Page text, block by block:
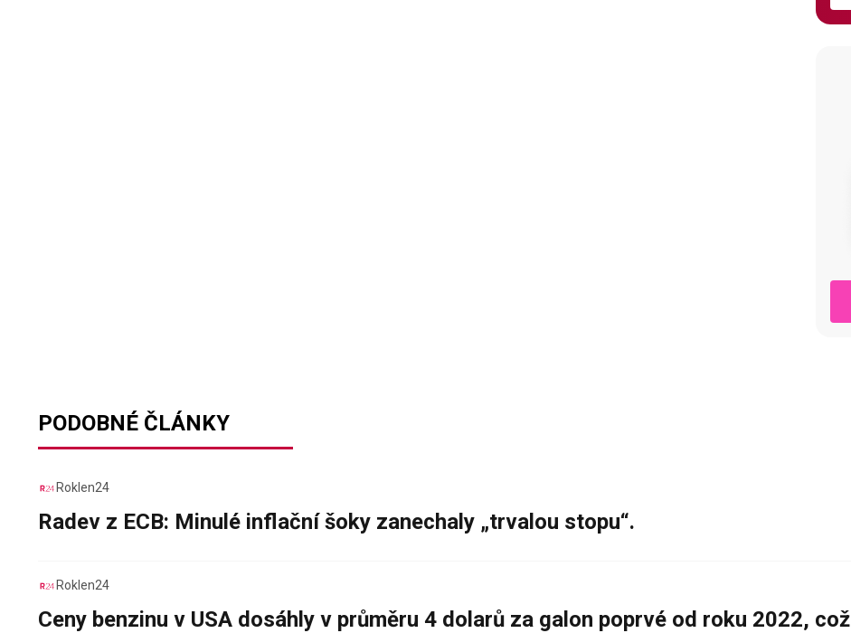
PODOBNÉ ČLÁNKY
Roklen24
Radev z ECB: Minulé inflační šoky zanechaly „trvalou stopu“.
Roklen24
Ceny benzinu v USA dosáhly v průměru 4 dolarů za galon poprvé od roku 2022,